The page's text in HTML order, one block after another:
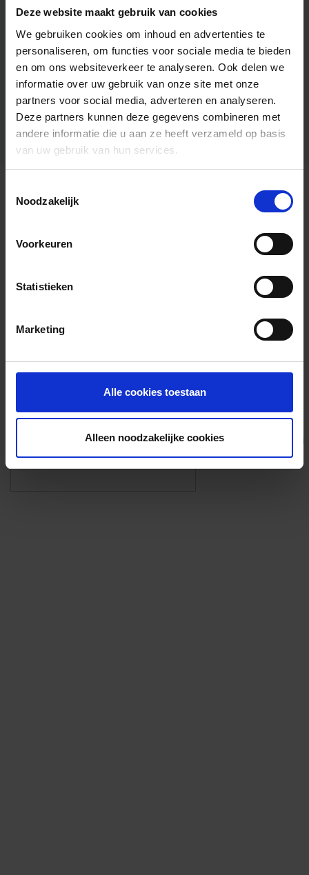
Deze website maakt gebruik van cookies
We gebruiken cookies om inhoud en advertenties te
personaliseren, om functies voor sociale media te bieden
en om ons websiteverkeer te analyseren. Ook delen we
informatie over uw gebruik van onze site met onze
partners voor social media, adverteren en analyseren.
Deze partners kunnen deze gegevens combineren met
andere informatie die u aan ze heeft verzameld op basis
van uw gebruik van hun services.
Noodzakelijk
Voorkeuren
Statistieken
Marketing
Alle cookies toestaan
Alleen noodzakelijke cookies
Algemene informatie
Foto’s ({{photos.length}})
Eigen foto’s